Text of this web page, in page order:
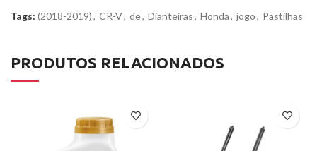
Tags: (2018-2019), CR-V, de, Dianteiras, Honda, jogo, Pastilhas
PRODUTOS RELACIONADOS